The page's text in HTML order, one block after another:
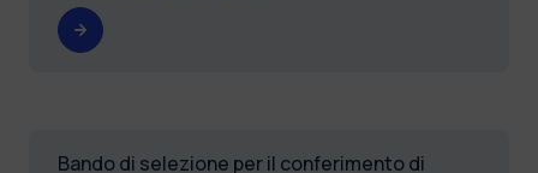
Bando di selezione per il conferimento di